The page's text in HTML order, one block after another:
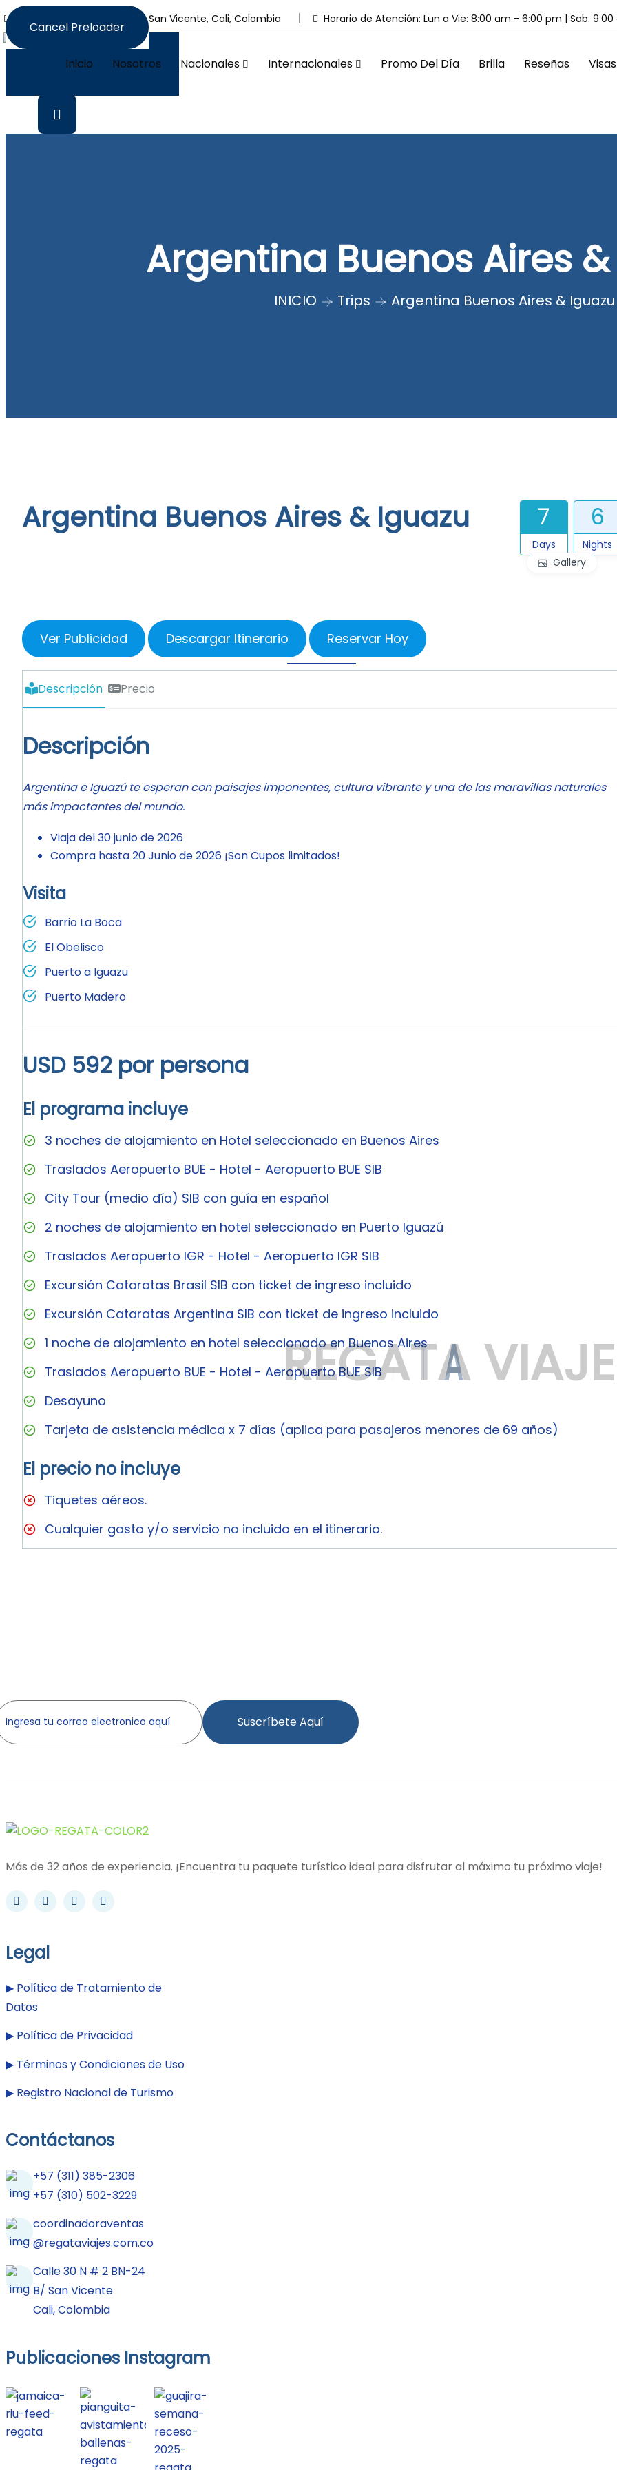
Cancel Preloader
REGATA VIAJE
Calle 30 N # 2 BN-24, Barrio San Vicente, Cali, Colombia Horario de Atención: Lun a Vie: 8:00 am - 6:00 pm | Sab:
Inicio Nosotros Nacionales Internacionales Promo Del Día Brilla Reseñas Visas
Argentina Buenos Aires
INICIO Trips Argentina Buenos Aires & Iguazu
Argentina Buenos Aires & Iguazu 7
Days
6
Nights
Gallery
Ver Publicidad Descargar Itinerario Reservar Hoy
Descripción Precio
Descripción
Argentina e Iguazú te esperan con paisajes imponentes, cultura vibrante y una de las maravillas naturales
más impactantes del mundo.
Viaja del 30 junio de 2026
Compra hasta 20 Junio de 2026 ¡Son Cupos limitados!
Visita
Barrio La Boca
El Obelisco
Puerto a Iguazu
Puerto Madero
USD 592 por persona
El programa incluye
3 noches de alojamiento en Hotel seleccionado en Buenos Aires
Traslados Aeropuerto BUE - Hotel - Aeropuerto BUE SIB
City Tour (medio día) SIB con guía en español
2 noches de alojamiento en hotel seleccionado en Puerto Iguazú
Traslados Aeropuerto IGR - Hotel - Aeropuerto IGR SIB
Excursión Cataratas Brasil SIB con ticket de ingreso incluido
Excursión Cataratas Argentina SIB con ticket de ingreso incluido
1 noche de alojamiento en hotel seleccionado en Buenos Aires
Traslados Aeropuerto BUE - Hotel - Aeropuerto BUE SIB
Desayuno
Tarjeta de asistencia médica x 7 días (aplica para pasajeros menores de 69 años)
El precio no incluye
Tiquetes aéreos.
Cualquier gasto y/o servicio no incluido en el itinerario.
Suscríbete Aquí
Más de 32 años de experiencia. ¡Encuentra tu paquete turístico ideal para disfrutar al máximo tu próximo viaje!
Legal
▶︎ Política de Tratamiento de
Datos
▶︎ Política de Privacidad
▶︎ Términos y Condiciones de Uso
▶︎ Registro Nacional de Turismo
Contáctanos
+57 (311) 385-2306
+57 (310) 502-3229
coordinadoraventas
@regataviajes.com.co
Calle 30 N # 2 BN-24
B/ San Vicente
Cali, Colombia
Publicaciones Instagram